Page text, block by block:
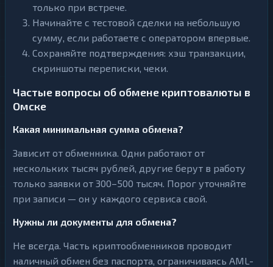
только при встрече.
Начинайте с тестовой сделки на небольшую
сумму, если работаете с оператором впервые.
Сохраняйте подтверждения: хэш транзакции,
скриншоты переписки, чеки.
Частые вопросы об обмене криптовалюты в
Омске
Какая минимальная сумма обмена?
Зависит от обменника. Одни работают от
нескольких тысяч рублей, другие берут в работу
только заявки от 300–500 тысяч. Порог уточняйте
при записи — он у каждого сервиса свой.
Нужны ли документы для обмена?
Не всегда. Часть криптообменников проводит
наличный обмен без паспорта, ограничиваясь AML-